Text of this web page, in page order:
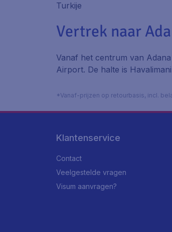
Turkije
Vertrek naar
Vanaf het centrum van
Airport. De halte is
*Vanaf-prijzen op retourbasis, incl.
Klantenservice
Contact
Veelgestelde vragen
Visum aanvragen?